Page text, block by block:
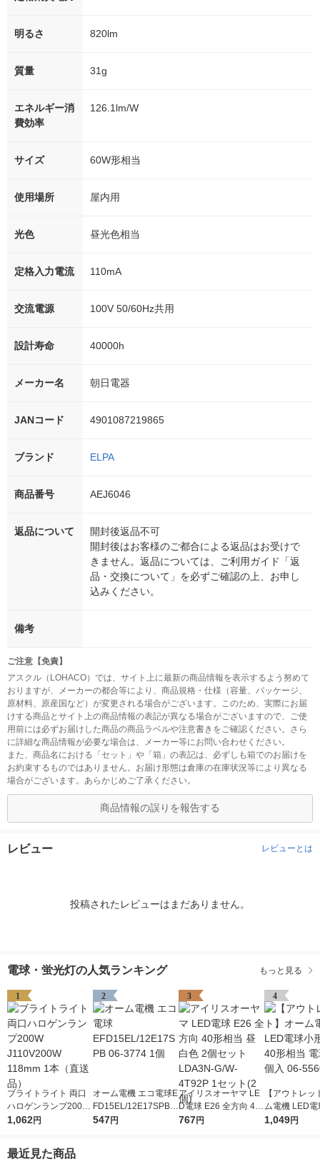
明るさ 820lm
質量 31g
エネルギー消
費効率
126.1lm/W
サイズ 60W形相当
使用場所 屋内用
光色 昼光色相当
定格入力電流 110mA
交流電源 100V 50/60Hz共用
設計寿命 40000h
メーカー名 朝日電器
JANコード 4901087219865
ブランド ELPA
商品番号 AEJ6046
返品について
開封後返品不可
開封後はお客様のご都合による返品はお受けで
きません。返品については、ご利用ガイド「返
品・交換について」を必ずご確認の上、お申し
込みください。
備考
ご注意【免責】
アスクル（LOHACO）では、サイト上に最新の商品情報を表示するよう努めて
おりますが、メーカーの都合等により、商品規格・仕様（容量、パッケージ、
原材料、原産国など）が変更される場合がございます。このため、実際にお届
けする商品とサイト上の商品情報の表記が異なる場合がございますので、ご使
用前には必ずお届けした商品の商品ラベルや注意書きをご確認ください。さら
に詳細な商品情報が必要な場合は、メーカー等にお問い合わせください。
また、商品名における「セット」や「箱」の表記は、必ずしも箱でのお届けを
お約束するものではありません。お届け形態は倉庫の在庫状況等により異なる
場合がございます。あらかじめご了承ください。
商品情報の誤りを報告する
レビュー レビューとは
投稿されたレビューはまだありません。
電球・蛍光灯の人気ランキング もっと見る
1
ブライトライト 両口
ハロゲンランプ200W
J110V200W 118mm 1
1,062円
2
オーム電機 エコ電球E
FD15EL/12E17SPB 0
6-3774 1個
547円
3
アイリスオーヤマ LE
D電球 E26 全方向 40
形相当 昼白色 2個セ
767円
4
【アウトレッ
ム電機 LED電
17 40形相当
1,049円
最近見た商品